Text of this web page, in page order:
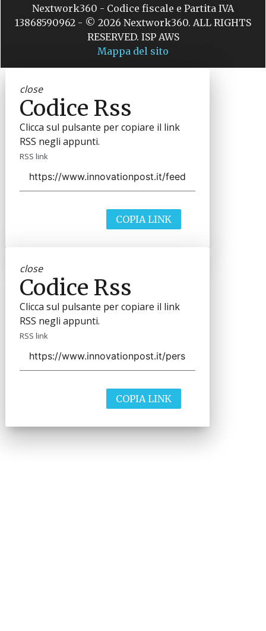
Nextwork360 - Codice fiscale e Partita IVA
13868590962 - © 2026 Nextwork360. ALL RIGHTS
RESERVED. ISP AWS
Mappa del sito
close
Codice Rss
Clicca sul pulsante per copiare il link
RSS negli appunti.
RSS link
COPIA LINK
close
Codice Rss
Clicca sul pulsante per copiare il link
RSS negli appunti.
RSS link
COPIA LINK